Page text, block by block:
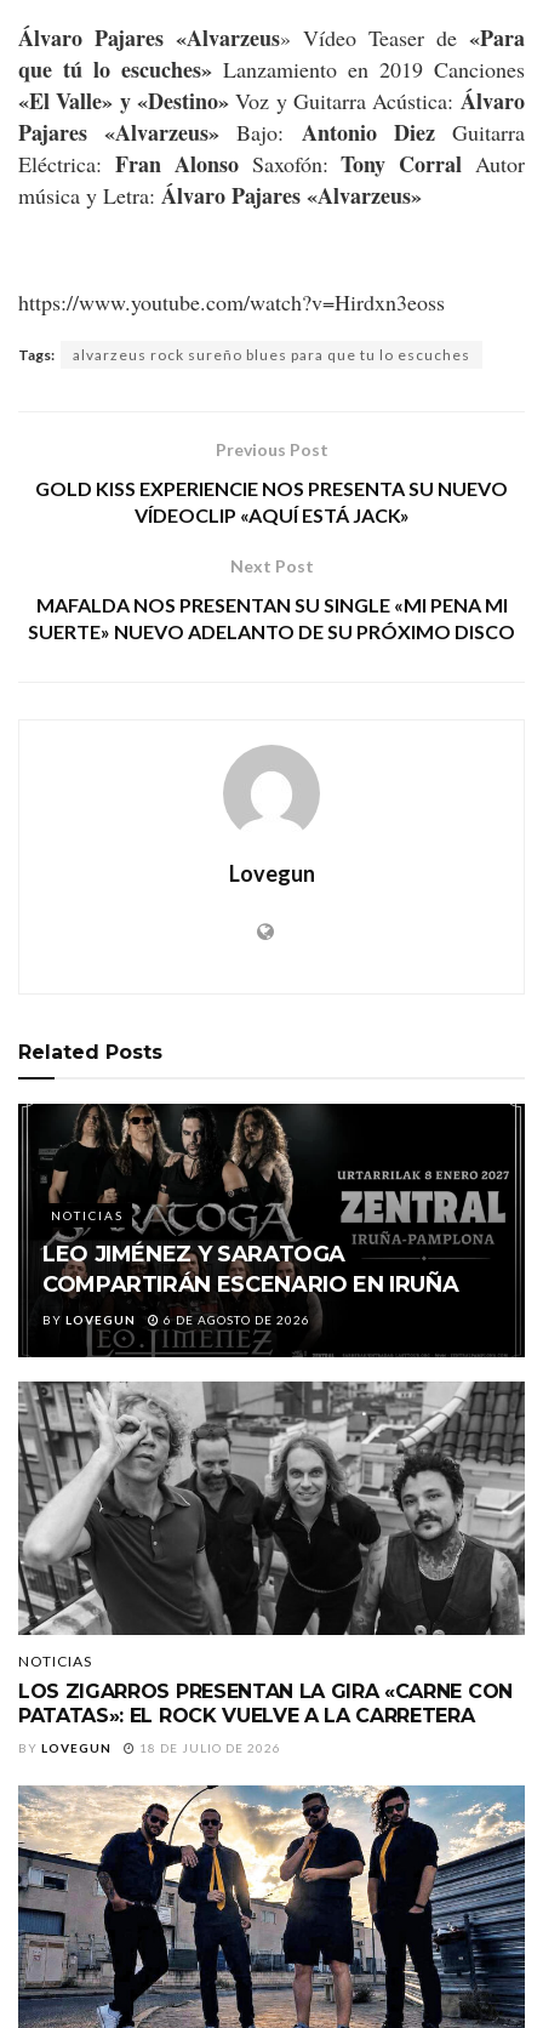
Álvaro Pajares «Alvarzeus» Vídeo Teaser de «Para
que tú lo escuches» Lanzamiento en 2019 Canciones
«El Valle» y «Destino» Voz y Guitarra Acústica: Álvaro
Pajares «Alvarzeus» Bajo: Antonio DiezGuitarra
Eléctrica: Fran AlonsoSaxofón:Tony Corral Autor
música y Letra: Álvaro Pajares «Alvarzeus»
https://www.youtube.com/watch?v=Hirdxn3eoss
Tags: alvarzeus rock sureño blues para que tu lo escuches
Previous Post
GOLD KISS EXPERIENCIE NOS PRESENTA SU NUEVO
VÍDEOCLIP «AQUÍ ESTÁ JACK»
Next Post
MAFALDA NOS PRESENTAN SU SINGLE «MI PENA MI
SUERTE» NUEVO ADELANTO DE SU PRÓXIMO DISCO
Lovegun
Related Posts
NOTICIAS
LEO JIMÉNEZ Y SARATOGA
COMPARTIRÁN ESCENARIO EN IRUÑA
BY LOVEGUN 6 DE AGOSTO DE 2026
NOTICIAS
LOS ZIGARROS PRESENTAN LA GIRA «CARNE CON
PATATAS»: EL ROCK VUELVE A LA CARRETERA
BY LOVEGUN 18 DE JULIO DE 2026